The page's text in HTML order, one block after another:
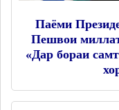
Маҷлиси вакилони халқ
САНАДҲОИ
Паёми
Пешвои
«Дар бораи